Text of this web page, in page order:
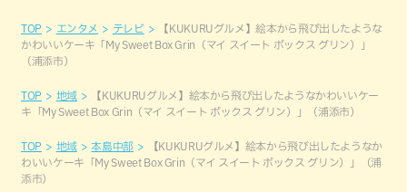
TOP エンタメ テレビ
【KUKURUグルメ】絵本から飛び出したような
かわいいケーキ「My Sweet Box Grin（マイ スイート ボックス グリン）」
（浦添市）
TOP 地域
【KUKURUグルメ】絵本から飛び出したようなかわいいケー
キ「My Sweet Box Grin（マイ スイート ボックス グリン）」（浦添市）
TOP 地域 本島中部
【KUKURUグルメ】絵本から飛び出したようなか
わいいケーキ「My Sweet Box Grin（マイ スイート ボックス グリン）」（浦
添市）